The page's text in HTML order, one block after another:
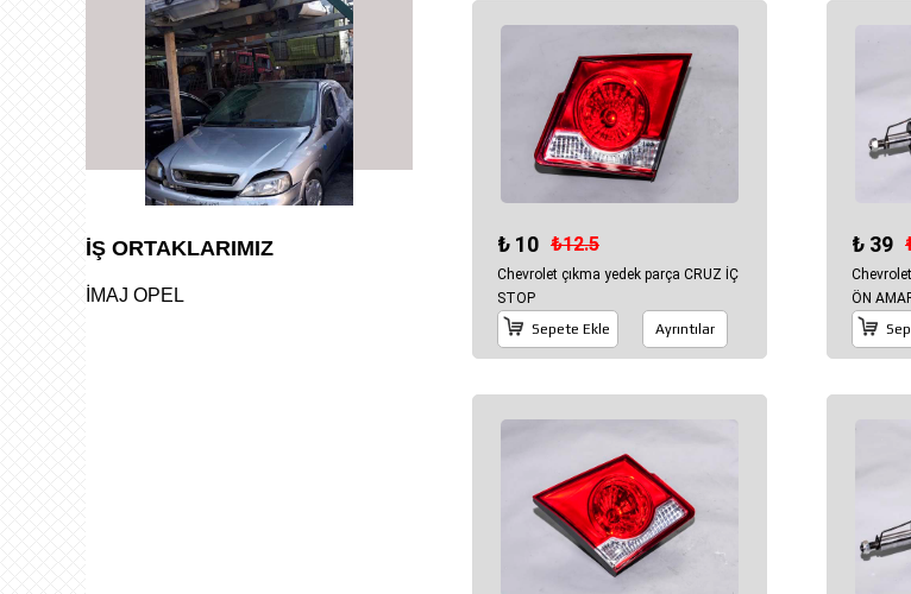
İŞ ORTAKLARIMIZ
İMAJ OPEL
₺ 10 ₺12.5
Chevrolet çıkma yedek parça CRUZ İÇ
STOP
Sepete Ekle
Ayrıntılar
₺ 39
ÖN